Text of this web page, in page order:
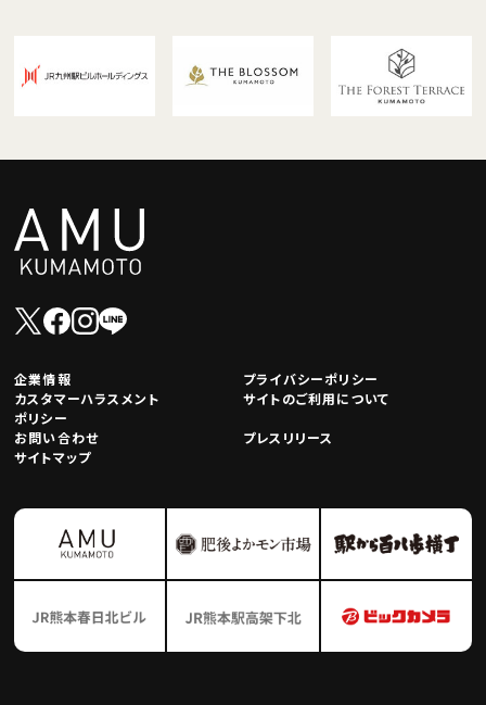
企業情報
プライバシーポリシー
カスタマーハラスメント
ポリシー
サイトのご利用について
お問い合わせ
プレスリリース
サイトマップ